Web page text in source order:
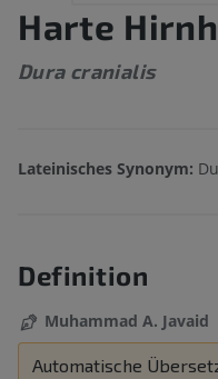
Harte
Dura cranialis
Lateinisches Synonym:
Definition
Muhammad A. Javaid
Automatische